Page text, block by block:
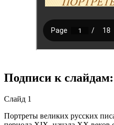
Подписи к слайдам:
Слайд 1
Портреты великих русских